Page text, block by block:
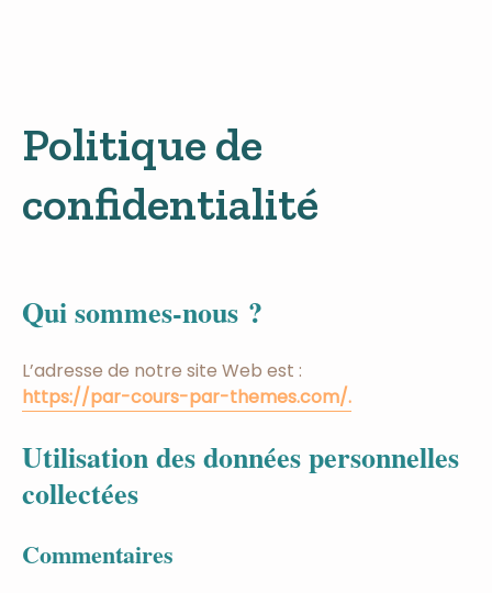
Politique de
confidentialité
Qui sommes-nous ?
L’adresse de notre site Web est :
https://par-cours-par-themes.com/.
Utilisation des données personnelles
collectées
Commentaires